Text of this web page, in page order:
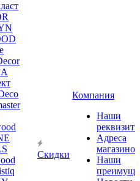
Скидки
Компания
Наши
Адреса
магазинов
Наши